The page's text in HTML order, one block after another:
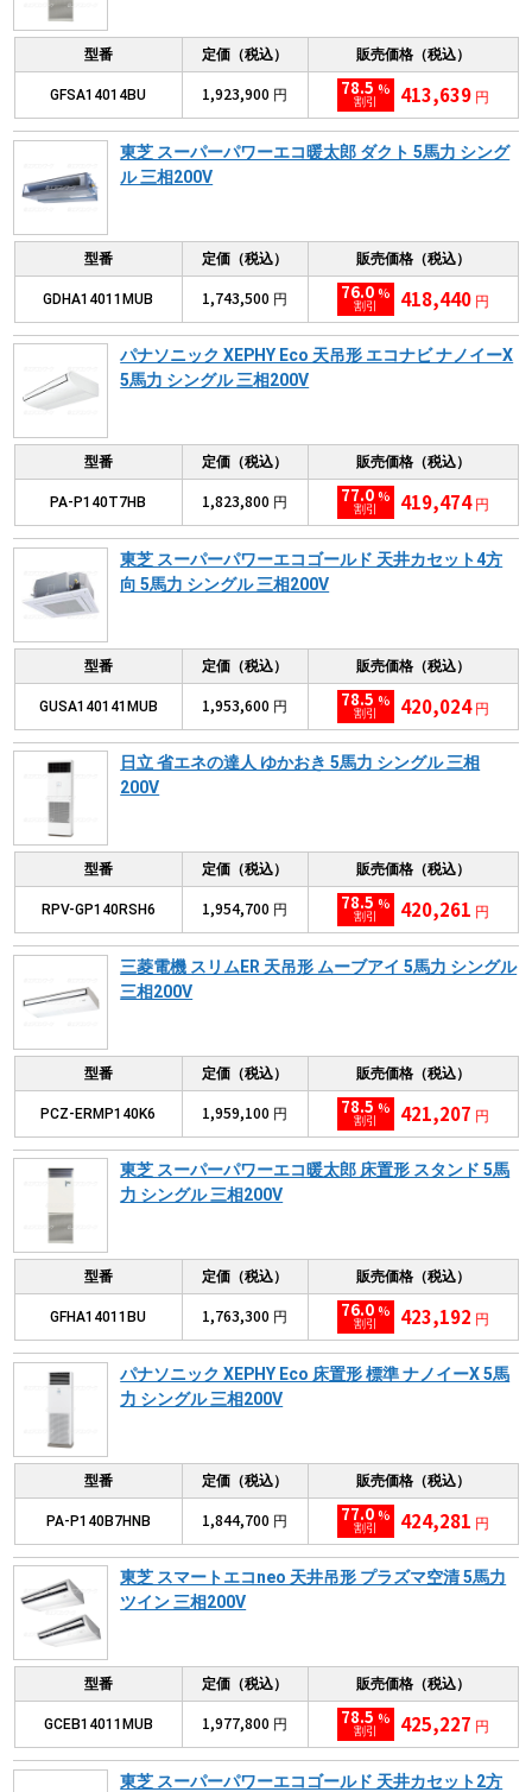
型番 定価（税込） 販売価格（税込）
GFSA14014BU 1,923,900 円 78.5 %
割引 413,639 円
東芝 スーパーパワーエコ暖太郎 ダクト 5馬力 シング
ル 三相200V
型番 定価（税込） 販売価格（税込）
GDHA14011MUB 1,743,500 円 76.0 %
割引 418,440 円
パナソニック XEPHY Eco 天吊形 エコナビ ナノイーX
5馬力 シングル 三相200V
型番 定価（税込） 販売価格（税込）
PA-P140T7HB 1,823,800 円 77.0 %
割引 419,474 円
東芝 スーパーパワーエコゴールド 天井カセット4方
向 5馬力 シングル 三相200V
型番 定価（税込） 販売価格（税込）
GUSA140141MUB 1,953,600 円 78.5 %
割引 420,024 円
日立 省エネの達人 ゆかおき 5馬力 シングル 三相
200V
型番 定価（税込） 販売価格（税込）
RPV-GP140RSH6 1,954,700 円 78.5 %
割引 420,261 円
三菱電機 スリムER 天吊形 ムーブアイ 5馬力 シングル
三相200V
型番 定価（税込） 販売価格（税込）
PCZ-ERMP140K6 1,959,100 円 78.5 %
割引 421,207 円
東芝 スーパーパワーエコ暖太郎 床置形 スタンド 5馬
力 シングル 三相200V
型番 定価（税込） 販売価格（税込）
GFHA14011BU 1,763,300 円 76.0 %
割引 423,192 円
パナソニック XEPHY Eco 床置形 標準 ナノイーX 5馬
力 シングル 三相200V
型番 定価（税込） 販売価格（税込）
PA-P140B7HNB 1,844,700 円 77.0 %
割引 424,281 円
東芝 スマートエコneo 天井吊形 プラズマ空清 5馬力
ツイン 三相200V
型番 定価（税込） 販売価格（税込）
GCEB14011MUB 1,977,800 円 78.5 %
割引 425,227 円
東芝 スーパーパワーエコゴールド 天井カセット2方